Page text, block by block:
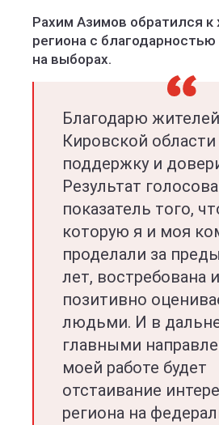
Рахим Азимов обратился
региона с
на выборах.
Благодарю жителей
Кировской области
поддержку и
Результат
показатель того,
которую я и моя
проделали за
лет, востребована и
позитивно
людьми. И в
главными
моей работе будет
отстаивание
региона на